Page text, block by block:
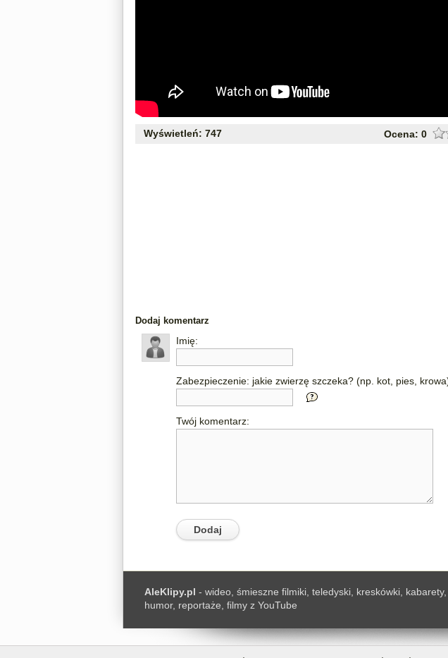
Wyświetleń: 747 Ocena: 0
Dodaj komentarz
Imię:
Zabezpieczenie: jakie zwierzę szczeka? (np. kot, pies,
Twój komentarz:
AleKlipy.pl - wideo, śmieszne filmiki, teledyski, kreskówki, kabarety,
humor, reportaże, filmy z YouTube